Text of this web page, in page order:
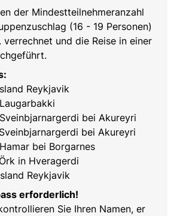
der Mindestteilnehmeranzahl
(16 - 19 Personen)
und die Reise in einer
Reykjavik
bei Akureyri
bei Akureyri
bei Borgarnes
in Hveragerdi
Reykjavik
erforderlich!
Sie Ihren Namen, er